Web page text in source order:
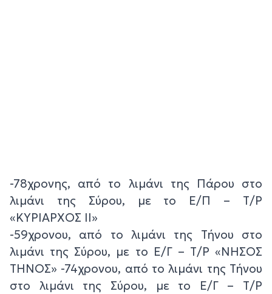
-78χρονης, από το λιμάνι της Πάρου στο
λιμάνι της Σύρου, με το Ε/Π – Τ/Ρ
«ΚΥΡΙΑΡΧΟΣ II»
-59χρονου, από το λιμάνι της Τήνου στο
λιμάνι της Σύρου, με το Ε/Γ – Τ/Ρ «ΝΗΣΟΣ
ΤΗΝΟΣ» -74χρονου, από το λιμάνι της Τήνου
στο λιμάνι της Σύρου, με το Ε/Γ – Τ/Ρ